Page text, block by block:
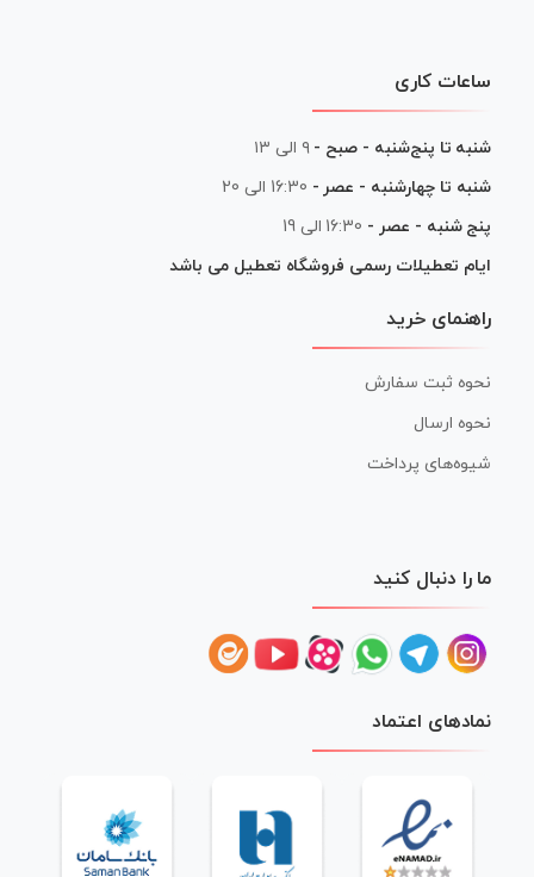
ساعات کاری
شنبه تا پنج‌شنبه - صبح - ۹ الی ۱۳
شنبه تا چهارشنبه - عصر - 16:30 الی 20
پنج شنبه - عصر - 16:30 الی 19
ایام تعطیلات رسمی فروشگاه تعطیل می باشد
راهنمای خرید
نحوه ثبت سفارش
نحوه ارسال
شیوه‌های پرداخت
ما را دنبال کنید
نمادهای اعتماد